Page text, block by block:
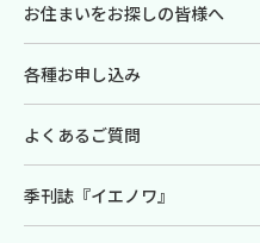
お住まいをお探しの皆様へ
各種お申し込み
よくあるご質問
季刊誌『イエノワ』